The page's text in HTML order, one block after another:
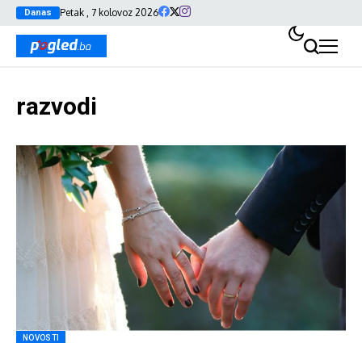
Danas Petak , 7 kolovoz 2026
razvodi
NOVOSTI